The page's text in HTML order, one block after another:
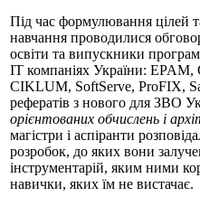
Під час формулювання цілей
навчання проводилися
освіти та випускники
ІТ компаніях України:
CIKLUM, SoftServe, ProFIX,
рефератів з нового для ЗВО
орієнтованих обчислень і
магістри і аспіранти
розробок, до яких вони
інструментарій, яким ними
навички, яких їм не вистачає.